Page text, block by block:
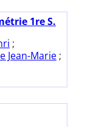
1re S.
;
Jean-Marie ;